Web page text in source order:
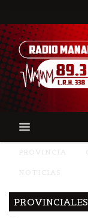
PROVINCIALES